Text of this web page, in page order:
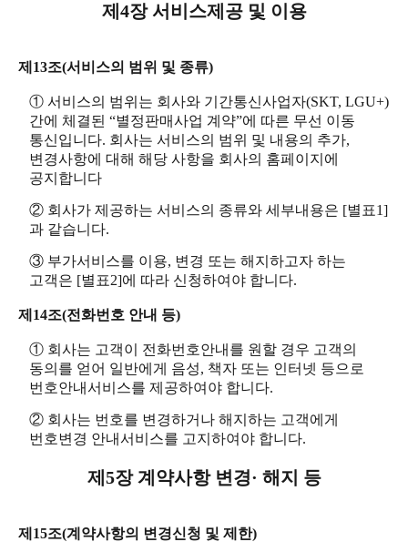
제4장 서비스제공 및 이용
제13조(서비스의 범위 및 종류)
① 서비스의 범위는 회사와 기간통신사업자(SKT, LGU+)
간에 체결된 “별정판매사업 계약”에 따른 무선 이동
통신입니다. 회사는 서비스의 범위 및 내용의 추가,
변경사항에 대해 해당 사항을 회사의 홈페이지에
공지합니다
② 회사가 제공하는 서비스의 종류와 세부내용은 [별표1]
과 같습니다.
③ 부가서비스를 이용, 변경 또는 해지하고자 하는
고객은 [별표2]에 따라 신청하여야 합니다.
제14조(전화번호 안내 등)
① 회사는 고객이 전화번호안내를 원할 경우 고객의
동의를 얻어 일반에게 음성, 책자 또는 인터넷 등으로
번호안내서비스를 제공하여야 합니다.
② 회사는 번호를 변경하거나 해지하는 고객에게
번호변경 안내서비스를 고지하여야 합니다.
제5장 계약사항 변경· 해지 등
제15조(계약사항의 변경신청 및 제한)